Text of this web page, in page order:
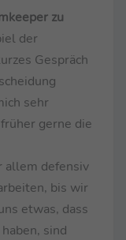
zu
der
Gespräch
sehr
gerne die
allem defensiv
bis wir
etwas, dass
sind